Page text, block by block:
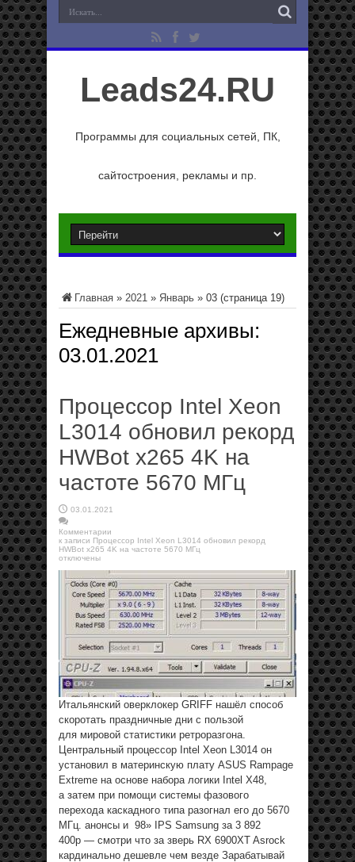
Leads24.RU
Программы для социальных сетей, ПК,
сайтостроения, рекламы и пр.
Главная » 2021 » Январь » 03 (страница 19)
Ежедневные архивы:
03.01.2021
Процессор Intel Xeon
L3014 обновил рекорд
HWBot x265 4K на
частоте 5670 МГц
03.01.2021
Комментарии
к записи Процессор Intel Xeon L3014 обновил рекорд
HWBot x265 4K на частоте 5670 МГц
отключены
Итальянский оверклокер GRIFF нашёл способ
скоротать праздничные дни с пользой
для мировой статистики ретроразгона.
Центральный процессор Intel Xeon L3014 он
установил в материнскую плату ASUS Rampage
Extreme на основе набора логики Intel X48,
а затем при помощи системы фазового
перехода каскадного типа разогнал его до 5670
МГц. анонсы и 98» IPS Samsung за 3 892
400р — смотри что за зверь RX 6900XT Asrock
кардинально дешевле чем везде Зарабатывай